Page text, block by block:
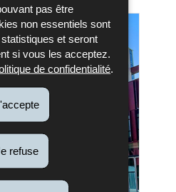
pas être
non essentiels sont
et seront
si vous les acceptez.
de confidentialité
refuse